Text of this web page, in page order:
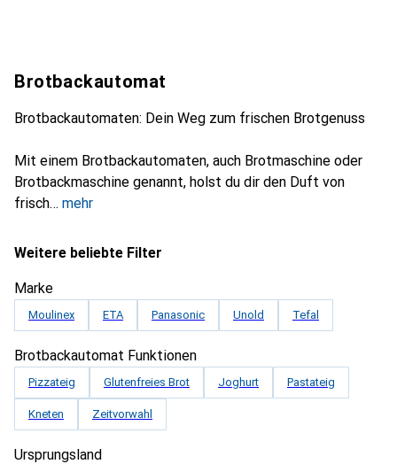
Brotbackautomat
Brotbackautomaten: Dein Weg zum frischen Brotgenuss
Mit einem Brotbackautomaten, auch Brotmaschine oder
Brotbackmaschine genannt, holst du dir den Duft von
frisch
mehr
Weitere beliebte Filter
Marke
Moulinex ETA Panasonic Unold Tefal
Brotbackautomat Funktionen
Pizzateig Glutenfreies Brot Joghurt Pastateig
Kneten Zeitvorwahl
Ursprungsland